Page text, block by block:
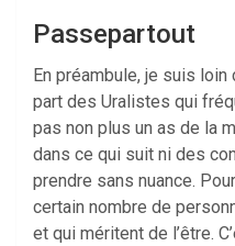
Passepartout
En préambule, je suis loin
part des Uralistes qui
pas non plus un as de la
dans ce qui suit ni des
prendre sans nuance.
certain nombre de
et qui méritent de l’être.